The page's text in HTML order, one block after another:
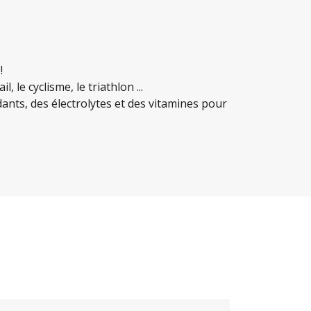
le cyclisme, le triathlon ...
des électrolytes et des vitamines pour